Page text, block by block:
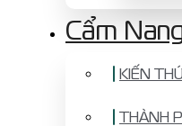
Cẩm
KIẾN
THÀNH